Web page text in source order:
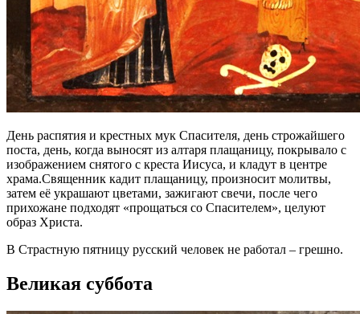
День распятия и крестных мук Спасителя, день строжайшего
поста, день, когда выносят из алтаря плащаницу, покрывало с
изображением снятого с креста Иисуса, и кладут в центре
храма.Священник кадит плащаницу, произносит молитвы,
затем её украшают цветами, зажигают свечи, после чего
прихожане подходят «прощаться со Спасителем», целуют
образ Христа.
В Страстную пятницу русский человек не работал – грешно.
Великая суббота